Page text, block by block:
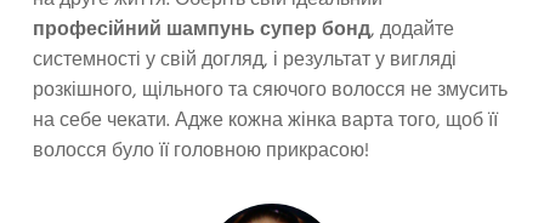
професійний шампунь супер бонд, додайте
системності у свій догляд, і результат у вигляді
розкішного, щільного та сяючого волосся не змусить
на себе чекати. Адже кожна жінка варта того, щоб її
волосся було її головною прикрасою!